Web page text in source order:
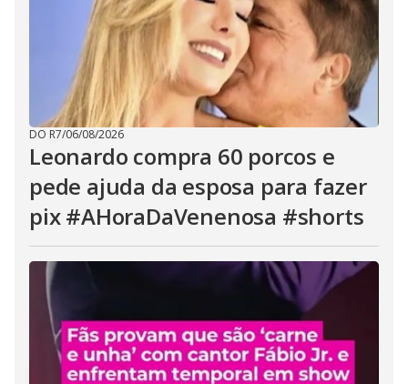
DO R7/06/08/2026
Leonardo compra 60 porcos e
pede ajuda da esposa para fazer
pix #AHoraDaVenenosa #shorts